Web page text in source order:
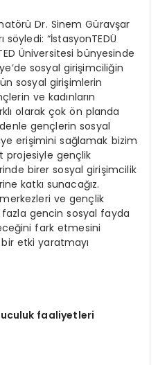
Dr. Sinem Güravşar
“İstasyonTEDÜ
Üniversitesi bünyesinde
sosyal girişimciliğin
sosyal girişimlerin
ve kadınların
olarak çok ön planda
gençlerin sosyal
erişimini sağlamak bizim
projesiyle gençlik
birer sosyal girişimcilik
katkı sunacağız.
ve gençlik
fazla gencin sosyal fayda
fark etmesini
bir etki yaratmayı
faaliyetleri